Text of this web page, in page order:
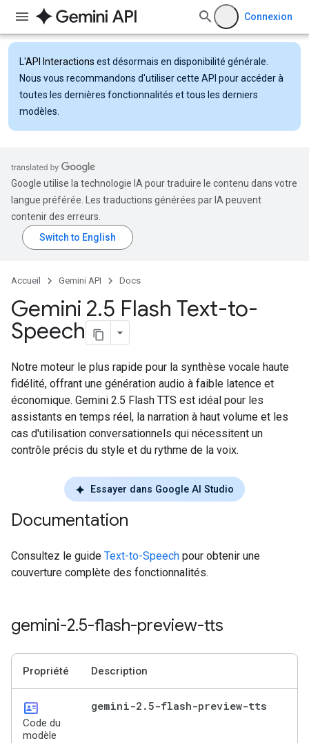
Connexion
L'API Interactions est désormais en disponibilité générale.
Nous vous recommandons d'utiliser cette API pour accéder à
toutes les dernières fonctionnalités et tous les derniers
modèles.
Google utilise la technologie IA pour traduire le contenu dans votre
langue préférée. Les traductions générées par IA peuvent
contenir des erreurs.
Accueil Gemini API Docs
Gemini 2.5 Flash Text-to-
Speech
Notre moteur le plus rapide pour la synthèse vocale haute
fidélité, offrant une génération audio à faible latence et
économique. Gemini 2.5 Flash TTS est idéal pour les
assistants en temps réel, la narration à haut volume et les
cas d'utilisation conversationnels qui nécessitent un
contrôle précis du style et du rythme de la voix.
Essayer dans Google AI Studio
Documentation
Consultez le guide Text-to-Speech pour obtenir une
couverture complète des fonctionnalités.
gemini-2.5-flash-preview-tts
Propriété Description
id_card
Code du
modèle
gemini-2 .5-flash-preview-tts